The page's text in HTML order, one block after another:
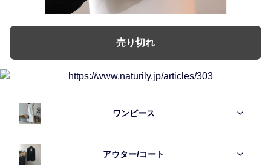
売り切れ
ワンピース
アウター/コート